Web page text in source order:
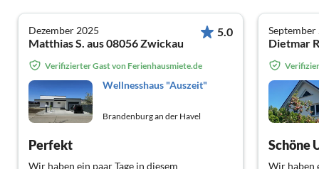
Dezember 2025
Matthias S. aus 08056 Zwickau
5.0
Verifizierter Gast von Ferienhausmiete.de
Wellnesshaus "Auszeit"
Brandenburg an der Havel
Perfekt
Wir haben ein paar Tage in diesem
September
Dietmar
Schöne
Wir haben